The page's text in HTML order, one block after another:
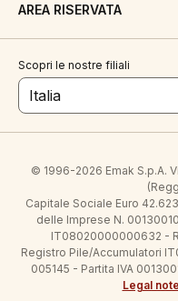
AREA RISERVATA
Scopri le nostre filiali
Italia
© 1996-2026 Emak S.p.A.
Capitale Sociale Euro
delle Imprese N.
IT08020000000632 -
Registro Pile/Accumulatori
005145 - Partita IVA
Legal